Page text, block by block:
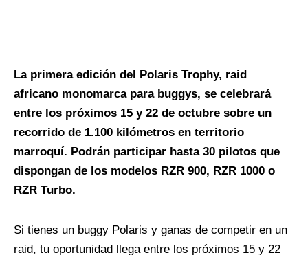
La primera edición del Polaris Trophy, raid
africano monomarca para buggys, se celebrará
entre los próximos 15 y 22 de octubre sobre un
recorrido de 1.100 kilómetros en territorio
marroquí. Podrán participar hasta 30 pilotos que
dispongan de los modelos RZR 900, RZR 1000 o
RZR Turbo.
Si tienes un buggy Polaris y ganas de competir en un
raid, tu oportunidad llega entre los próximos 15 y 22